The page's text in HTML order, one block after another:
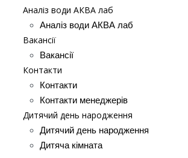
Аналіз води АКВА лаб​
Аналіз води АКВА лаб​
Вакансії
Вакансії
Контакти
Контакти
Контакти менеджерів
Дитячий день народження
Дитячий день народження
Дитяча кімната